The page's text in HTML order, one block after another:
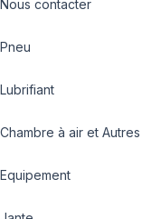
Nous contacter
Pneu
Lubrifiant
Chambre à air et Autres
Equipement